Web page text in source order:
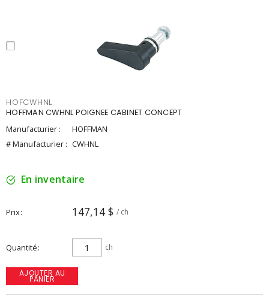
HOFCWHNL
HOFFMAN CWHNL POIGNEE CABINET CONCEPT
Manufacturier :
HOFFMAN
# Manufacturier : CWHNL
En inventaire
Prix 147,14 $ / ch
Quantité ch
AJOUTER AU
PANIER